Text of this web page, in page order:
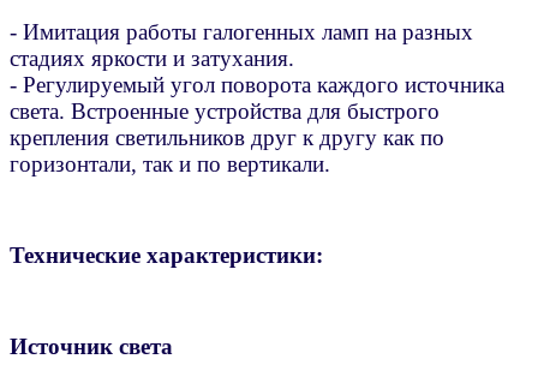
- Имитация работы галогенных ламп на разных
стадиях яркости и затухания.
- Регулируемый угол поворота каждого источника
света. Встроенные устройства для быстрого
крепления светильников друг к другу как по
горизонтали, так и по вертикали.
Технические характеристики:
Источник света